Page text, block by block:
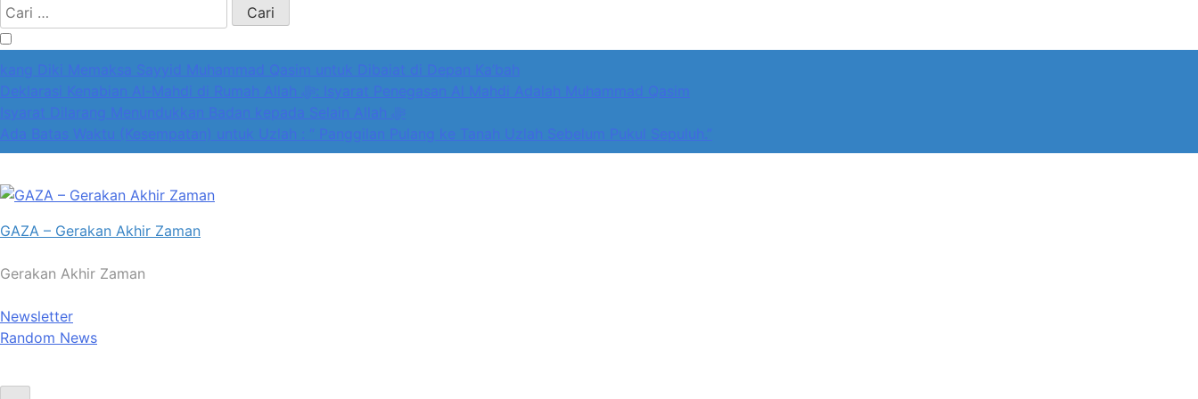
Cari
untuk:
kang Diki Memaksa Sayyid Muhammad Qasim untuk Dibaiat di Depan Ka’bah
Deklarasi Kenabian Al-Mahdi di Rumah Allah ﷻ: Isyarat Penegasan Al Mahdi Adalah Muhammad Qasim
Isyarat Dilarang Menundukkan Badan kepada Selain Allah ﷻ
Ada Batas Waktu (Kesempatan) untuk Uzlah : “ Panggilan Pulang ke Tanah Uzlah Sebelum Pukul Sepuluh.”
GAZA – Gerakan Akhir Zaman
Gerakan Akhir Zaman
Newsletter
Random News